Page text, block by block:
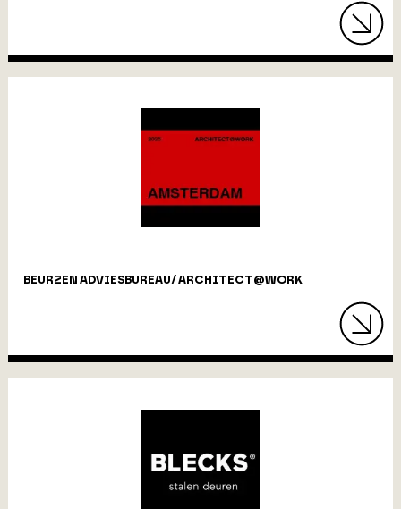
BEURZEN ADVIESBUREAU/ ARCHITECT@WORK